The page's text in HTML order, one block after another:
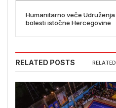
Humanitarno veče
bolesti istočne Hercegovine
RELATED POSTS